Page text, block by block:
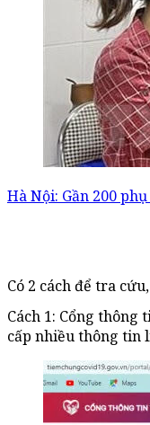
Hà Nội: Gần 200
Có 2 cách để tra
Cách 1: Cổng thông
cấp nhiều thông tin